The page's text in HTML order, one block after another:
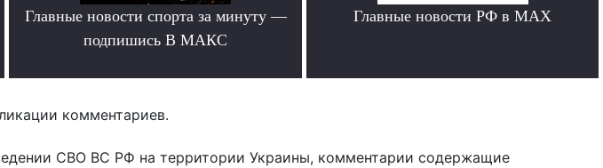
Главные новости спорта за минуту —
подпишись В МАКС
Главные новости РФ в MAX
комментариев.
СВО ВС РФ на территории Украины, комментарии содержащие